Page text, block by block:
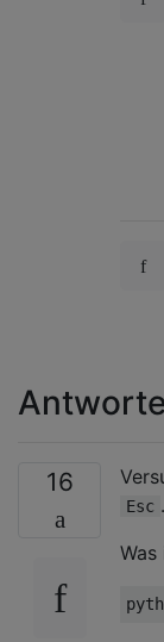
16
Esc .